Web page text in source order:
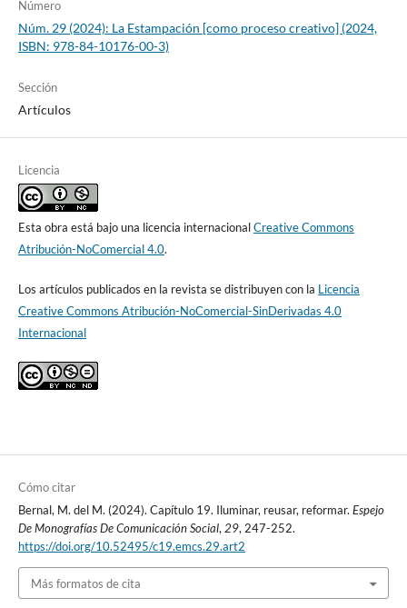
Número
Núm. 29 (2024): La Estampación [como proceso creativo] (2024,
ISBN: 978-84-10176-00-3)
Sección
Artículos
Licencia
Esta obra está bajo una licencia internacionalCreative Commons
Atribución-NoComercial 4.0.
Los artículos publicados en la revista se distribuyen con la Licencia
Creative Commons Atribución-NoComercial-SinDerivadas 4.0
Internacional
Cómo citar
Bernal, M. del M. (2024). Capítulo 19. Iluminar, reusar, reformar. Espejo
De Monografías De Comunicación Social,29, 247-252.
https://doi.org/10.52495/c19.emcs.29.art2
Más formatos de cita